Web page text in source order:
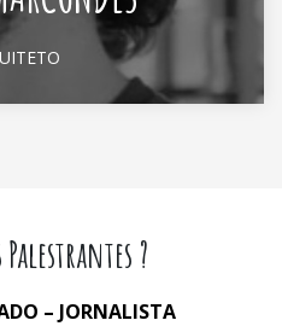
Palestrantes ?
– JORNALISTA